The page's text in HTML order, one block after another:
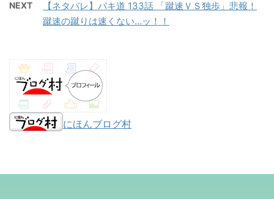
NEXT
【ネタバレ】バキ道 133話 「蹴速ＶＳ独歩」悲報！
蹴速の蹴りは速くない…ッ！！
にほんブログ村